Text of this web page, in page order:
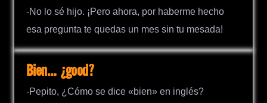
-No lo sé hijo. ¡Pero ahora, por haberme hecho
esa pregunta te quedas un mes sin tu mesada!
Bien… ¿good?
-Pepito, ¿Cómo se dice «bien» en inglés?